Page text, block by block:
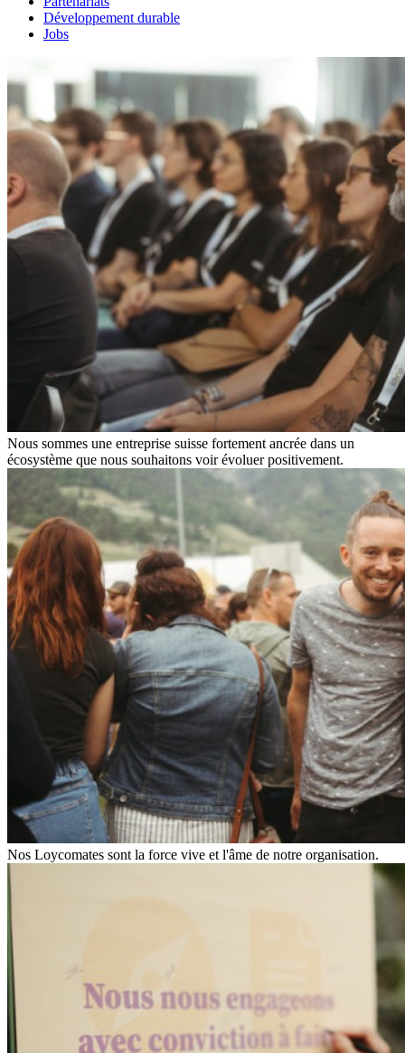
Développement durable
Jobs
Nous sommes une entreprise suisse fortement ancrée dans un
écosystème que nous souhaitons voir évoluer positivement.
Nos Loycomates sont la force vive et l'âme de notre organisation.